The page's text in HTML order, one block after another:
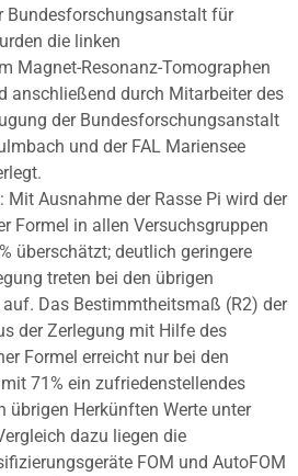
Bundesforschungsanstalt für
die linken
Magnet-Resonanz-Tomographen
anschließend durch Mitarbeiter des
der Bundesforschungsanstalt
und der FAL Mariensee
Mit Ausnahme der Rasse Pi wird der
Formel in allen Versuchsgruppen
überschätzt; deutlich geringere
treten bei den übrigen
Das Bestimmtheitsmaß (R2) der
der Zerlegung mit Hilfe des
Formel erreicht nur bei den
71% ein zufriedenstellendes
übrigen Herkünften Werte unter
dazu liegen die
FOM und AutoFOM